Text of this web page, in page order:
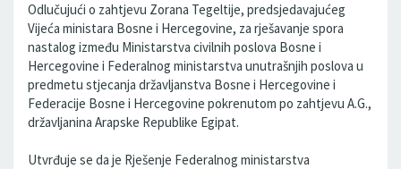
Odlučujući o zahtjevu Zorana Tegeltije, predsjedavajućeg
Vijeća ministara Bosne i Hercegovine, za rješavanje spora
nastalog između Ministarstva civilnih poslova Bosne i
Hercegovine i Federalnog ministarstva unutrašnjih poslova u
predmetu stjecanja državljanstva Bosne i Hercegovine i
Federacije Bosne i Hercegovine pokrenutom po zahtjevu A.G.,
državljanina Arapske Republike Egipat.
Utvrđuje se da je Rješenje Federalnog ministarstva